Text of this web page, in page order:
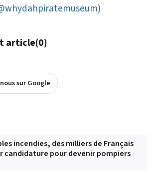
article(0)
sur Google
incendies, des milliers de Français
candidature pour devenir pompiers